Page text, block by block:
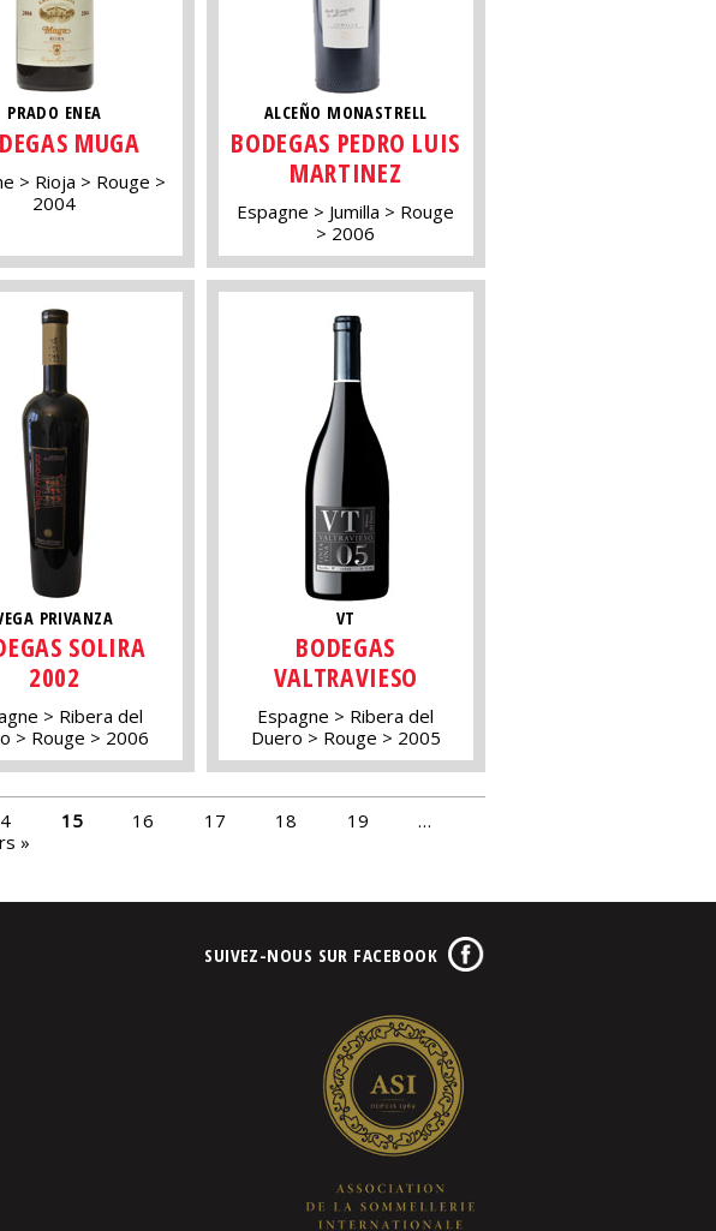
PRADO ENEA
MUGA
Rioja
Rouge
2004
ALCEÑO MONASTRELL
BODEGAS PEDRO LUIS
MARTINEZ
Espagne Jumilla
Rouge
2006
PRIVANZA
SOLIRA
2002
Ribera del
Rouge 2006
VT
BODEGAS
VALTRAVIESO
Espagne
Ribera del
Duero
Rouge 2005
15 16 17 18 19
…
»
SUIVEZ-NOUS SUR FACEBOOK